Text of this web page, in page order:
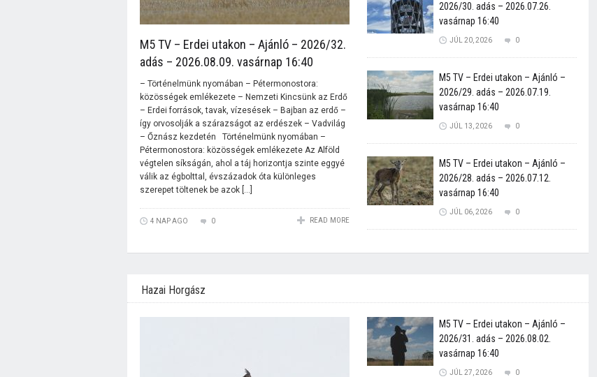
M5 TV – Erdei utakon – Ajánló – 2026/32.
adás – 2026.08.09. vasárnap 16:40
– Történelmünk nyomában – Pétermonostora:
közösségek emlékezete – Nemzeti Kincsünk az Erdő
– Erdei források, tavak, vízesések – Bajban az erdő –
így orvosolják a szárazságot az erdészek – Vadvilág
– Őznász kezdetén Történelmünk nyomában –
Pétermonostora: közösségek emlékezete Az Alföld
végtelen síkságán, ahol a táj horizontja szinte eggyé
válik az égbolttal, évszázadok óta különleges
szerepet töltenek be azok […]
4 NAP AGO 0 READ MORE
2026/30. adás – 2026.07.26.
vasárnap 16:40
JÚL 20, 2026 0
M5 TV – Erdei utakon – Ajánló –
2026/29. adás – 2026.07.19.
vasárnap 16:40
JÚL 13, 2026 0
M5 TV – Erdei utakon – Ajánló –
2026/28. adás – 2026.07.12.
vasárnap 16:40
JÚL 06, 2026 0
Hazai Horgász
M5 TV – Erdei utakon – Ajánló –
2026/31. adás – 2026.08.02.
vasárnap 16:40
JÚL 27, 2026 0